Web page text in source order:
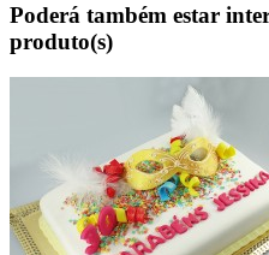
Poderá também estar
produto(s)